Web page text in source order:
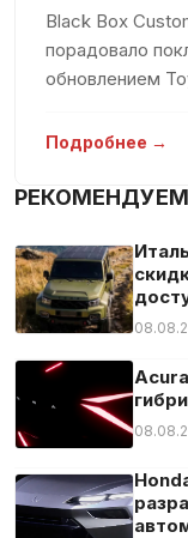
Система «старт-стоп»
Система аварийного
Усилитель руля
Центральный замок
Электрическая
Электрозеркала
Электростекла
Black Box
порадовало
обновлением
рабочее
Подробнее →
РЕКОМЕНДУЕМ